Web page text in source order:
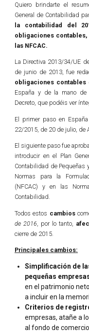
Quiero brindarte el
General de Contabilidad
la contabilidad del
obligaciones
las NFCAC.
La Directiva 2013/34/UE
de junio de 2013, fue
obligaciones contables
España y de la mano de
Decreto, que podéis ver
El primer paso en
22/2015, de 20 de julio, de
El siguiente paso fue
introducir en el Plan
Contabilidad de Pequeñas
Normas para la
(NFCAC) y en las
Contabilidad.
Todos estos cambios
de 2016 , por lo tanto,
cierre de 2015.
Principales cambios:
Simplificación de
pequeñas
en el patrimonio
a incluir en la
Criterios de
empresas, atañe a
al fondo de comercio.